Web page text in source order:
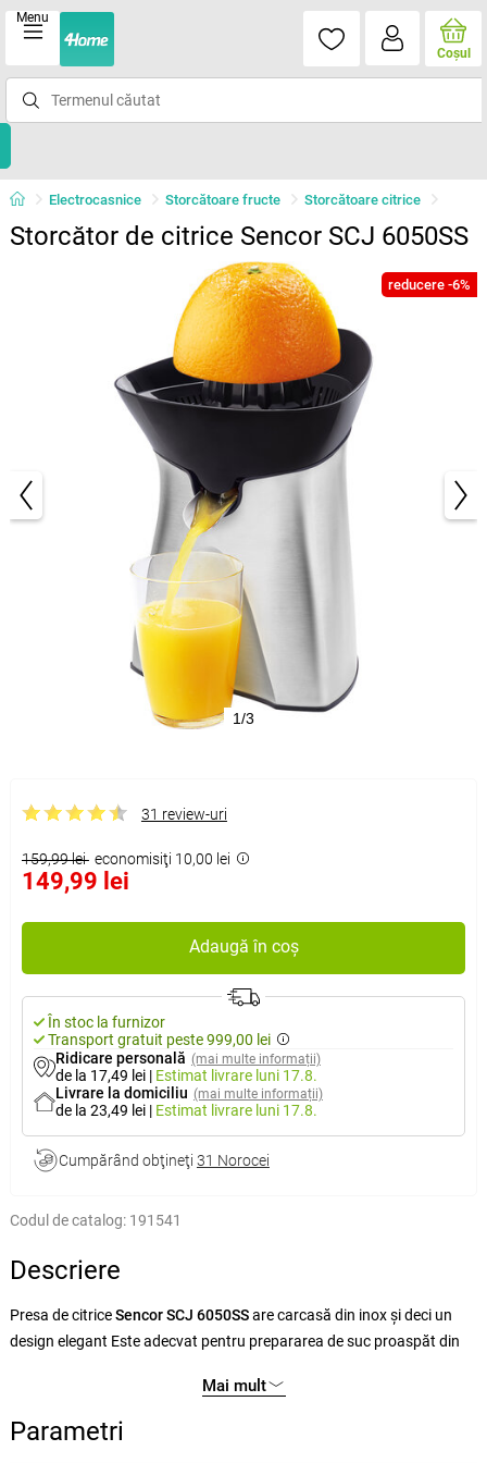
Menu
Coşul
Electrocasnice Storcătoare fructe Storcătoare citrice
Storcător de citrice Sencor SCJ 6050SS
reducere -6%
1/3
31 review-uri
159,99 lei economisiţi 10,00 lei
149,99 lei
Adaugă în coș
În stoc la furnizor
Transport gratuit peste 999,00 lei
Ridicare personală (mai multe informații)
de la 17,49 lei | Estimat livrare luni 17.8.
Livrare la domiciliu (mai multe informații)
de la 23,49 lei | Estimat livrare luni 17.8.
Cumpărând obţineţi 31 Norocei
Codul de catalog: 191541
Descriere
Presa de citriceSencor SCJ 6050SSare carcasă din inox şi deci un
design elegant Este adecvat pentru prepararea de suc proaspăt din
capacului. Funcţionarea în ambele sensuri vă permite să stoarceţi tot
sucul din fruct.
Mai mult
Parametri